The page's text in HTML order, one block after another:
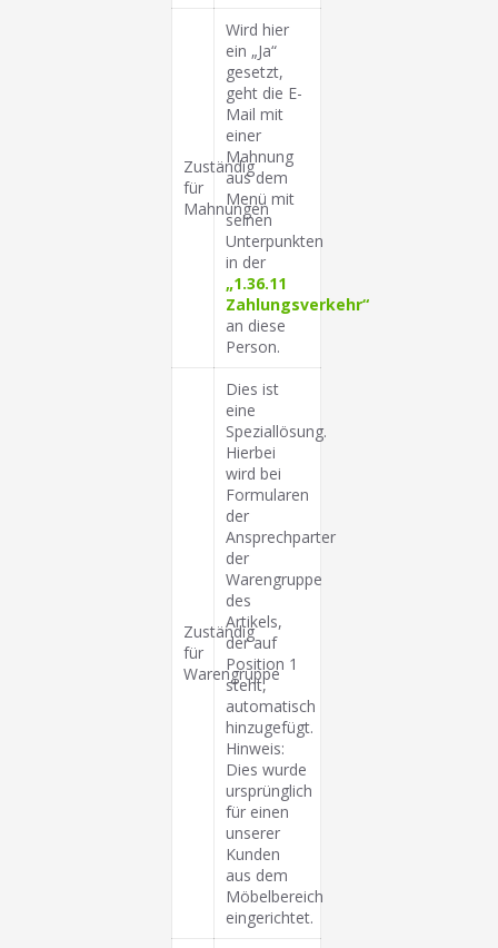
Zuständig
für
Mahnungen
Wird hier
ein „Ja“
gesetzt,
geht die E-
Mail mit
einer
Mahnung
aus dem
Menü mit
seinen
Unterpunkten
in der
„1.36.11
Zahlungsverkehr“
an diese
Person.
Zuständig
für
Warengruppe
Dies ist
eine
Speziallösung.
Hierbei
wird bei
Formularen
der
Ansprechparter
der
Warengruppe
des
Artikels,
der auf
Position 1
steht,
automatisch
hinzugefügt.
Hinweis:
Dies wurde
ursprünglich
für einen
unserer
Kunden
aus dem
Möbelbereich
eingerichtet.